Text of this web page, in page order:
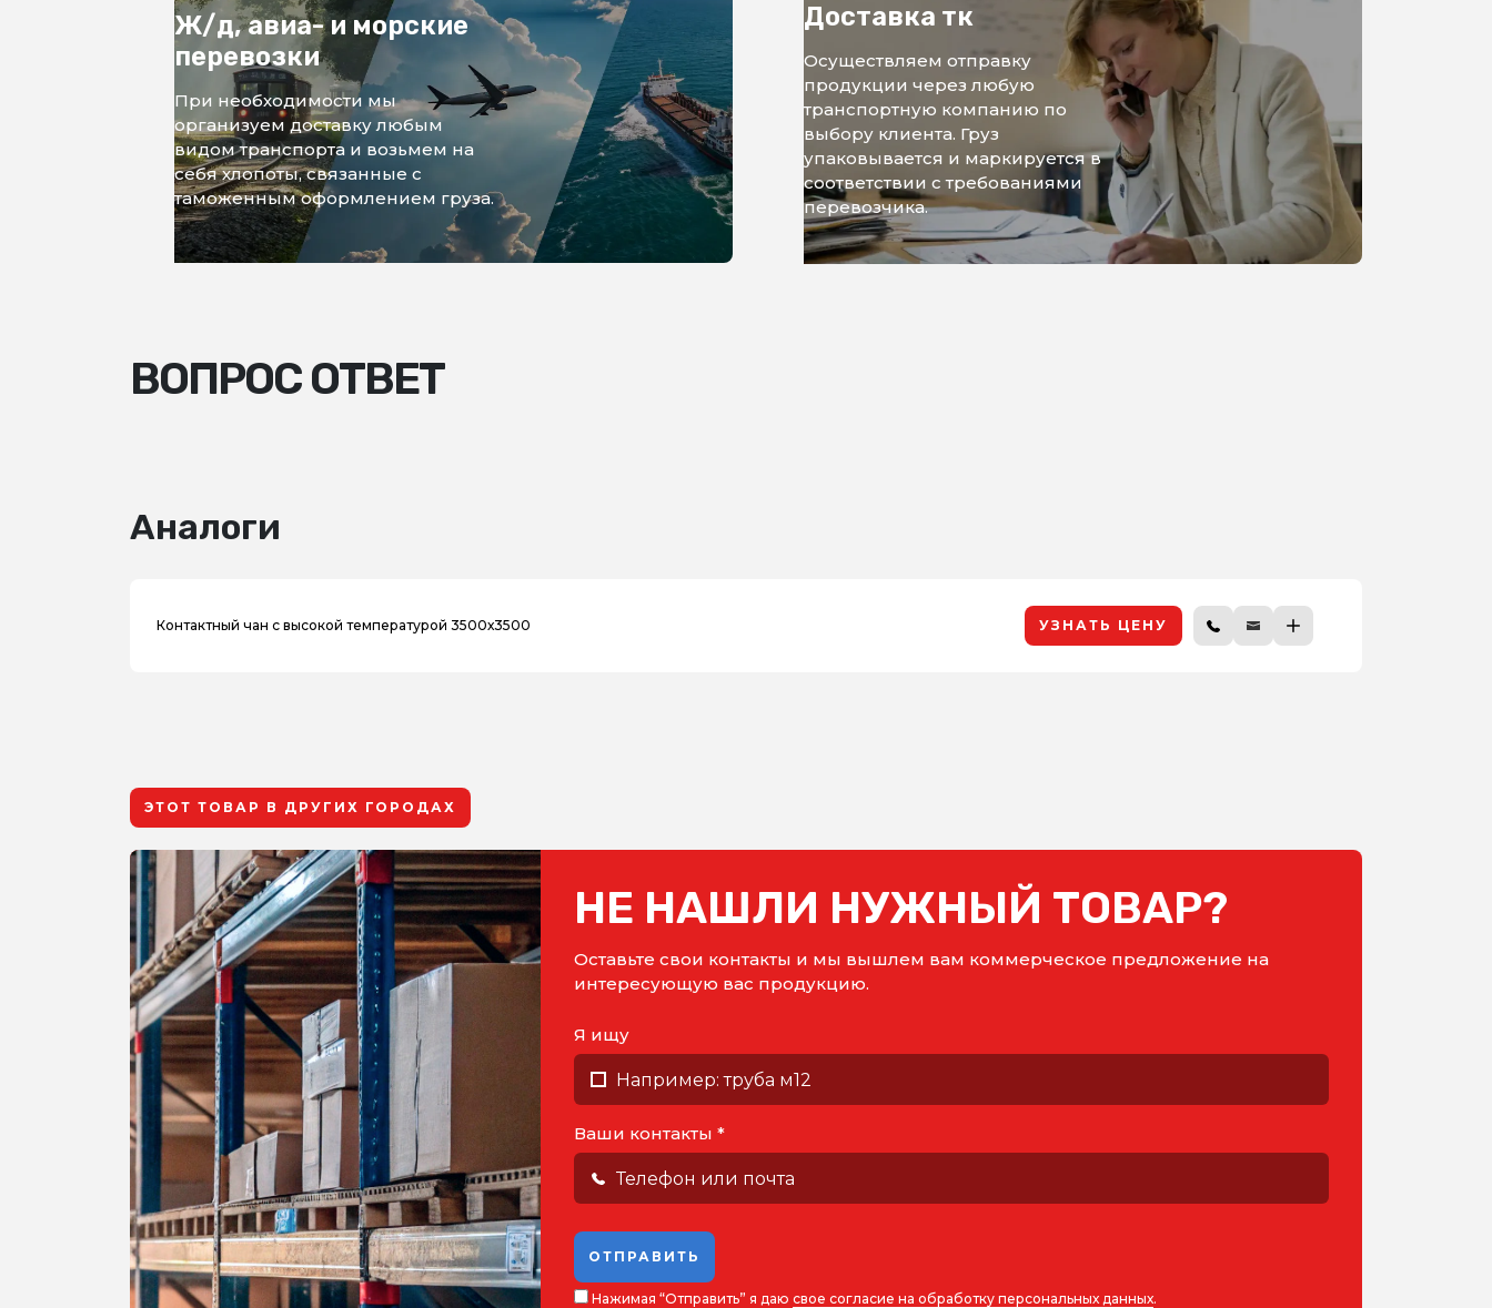
Ж/д, авиа- и морские
перевозки
При необходимости мы
организуем доставку любым
видом транспорта и возьмем на
себя хлопоты, связанные с
таможенным оформлением груза.
Доставка тк
Осуществляем отправку
продукции через любую
транспортную компанию по
выбору клиента. Груз
упаковывается и маркируется в
соответствии с требованиями
перевозчика.
ВОПРОС ОТВЕТ
Аналоги
Контактный чан с высокой температурой 3500х3500 УЗНАТЬ ЦЕНУ
ЭТОТ ТОВАР В ДРУГИХ ГОРОДАХ
НЕ НАШЛИ НУЖНЫЙ ТОВАР?
Оставьте свои контакты и мы вышлем вам коммерческое предложение на
интересующую вас продукцию.
Я ищу
Ваши контакты *
ОТПРАВИТЬ
Нажимая “Отправить” я даю свое согласие на обработку персональных данных.